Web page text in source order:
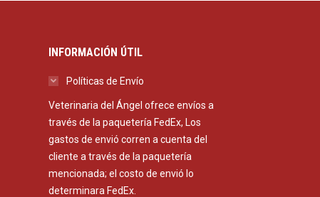
INFORMACIÓN ÚTIL
Políticas de Envío
Veterinaria del Ángel ofrece envíos a
través de la paquetería FedEx, Los
gastos de envió corren a cuenta del
cliente a través de la paquetería
mencionada; el costo de envió lo
determinara FedEx.